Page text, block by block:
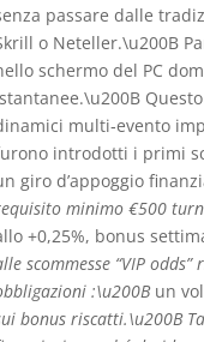
passare dalle
o Neteller.\u200B
schermo del PC
multi‑evento
introdotti i primi
giro d’appoggio
minimo €500
+0,25%, bonus
scommesse “VIP
:\u200B un
bonus riscatti.\u200B